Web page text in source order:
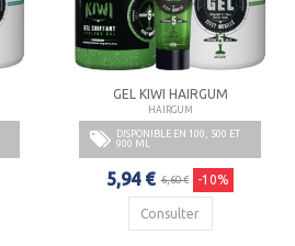
GEL KIWI HAIRGUM
HAIRGUM
DISPONIBLE EN 100, 500 ET
900 ML
5,94 € 6,60 € -10%
Consulter